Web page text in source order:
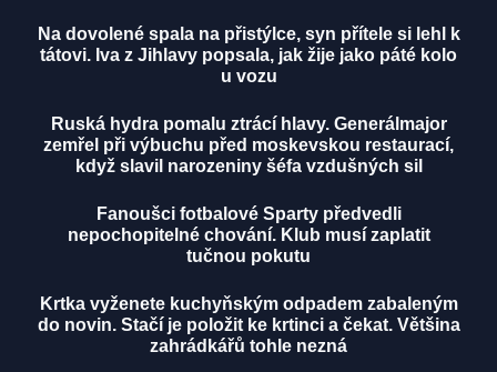
Na dovolené spala na přistýlce, syn přítele si lehl k
tátovi. Iva z Jihlavy popsala, jak žije jako páté kolo
u vozu
Ruská hydra pomalu ztrácí hlavy. Generálmajor
zemřel při výbuchu před moskevskou restaurací,
když slavil narozeniny šéfa vzdušných sil
Fanoušci fotbalové Sparty předvedli
nepochopitelné chování. Klub musí zaplatit
tučnou pokutu
Krtka vyženete kuchyňským odpadem zabaleným
do novin. Stačí je položit ke krtinci a čekat. Většina
zahrádkářů tohle nezná